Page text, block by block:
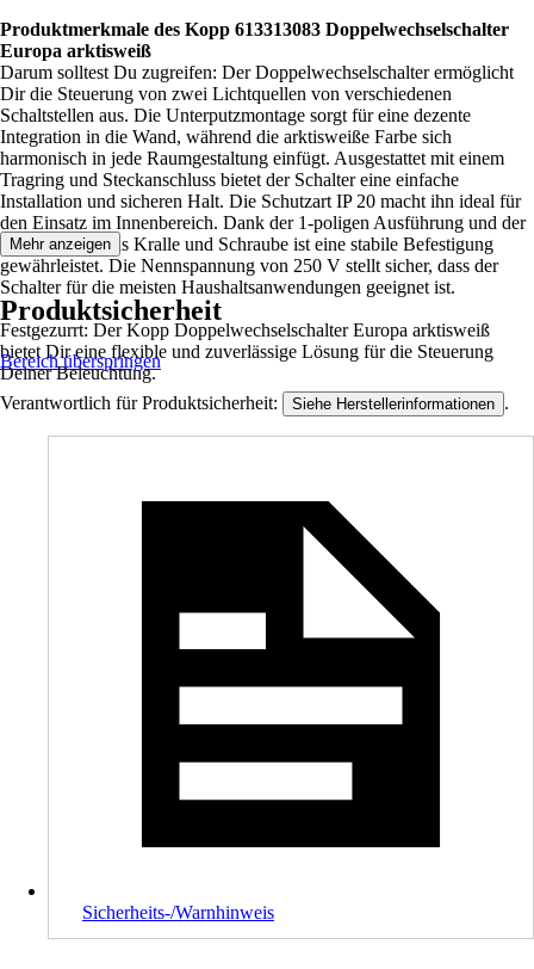
Produktmerkmale des Kopp 613313083 Doppelwechselschalter
Europa arktisweiß
Darum solltest Du zugreifen: Der Doppelwechselschalter ermöglicht
Dir die Steuerung von zwei Lichtquellen von verschiedenen
Schaltstellen aus. Die Unterputzmontage sorgt für eine dezente
Integration in die Wand, während die arktisweiße Farbe sich
harmonisch in jede Raumgestaltung einfügt. Ausgestattet mit einem
Tragring und Steckanschluss bietet der Schalter eine einfache
Installation und sicheren Halt. Die Schutzart IP 20 macht ihn ideal für
den Einsatz im Innenbereich. Dank der 1-poligen Ausführung und der
Kombination aus Kralle und Schraube ist eine stabile Befestigung
gewährleistet. Die Nennspannung von 250 V stellt sicher, dass der
Schalter für die meisten Haushaltsanwendungen geeignet ist.
Festgezurrt: Der Kopp Doppelwechselschalter Europa arktisweiß
bietet Dir eine flexible und zuverlässige Lösung für die Steuerung
Deiner Beleuchtung.
Mehr anzeigen
Produktsicherheit
Bereich überspringen
Verantwortlich für Produktsicherheit: Siehe Herstellerinformationen .
Sicherheits-/Warnhinweis